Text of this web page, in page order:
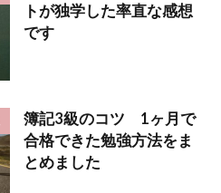
トが独学した率直な感想
です
簿記3級のコツ 1ヶ月で
合格できた勉強方法をま
とめました